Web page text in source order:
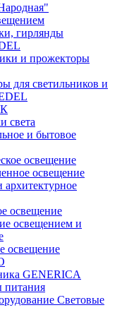
гирлянды
и прожекторы
для светильников и
света
и бытовое
освещение
освещение
архитектурное
освещение
освещением и
освещение
GENERICA
питания
Световые